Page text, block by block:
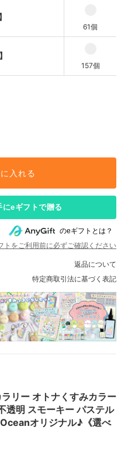
61個
157個
入れる
eギフトで贈る
のeギフトとは？
トをご利用前に必ずご確認ください
返品について
特定商取引法に基づく表記
リー オトナくすみカラー
透明 スモーキー パステル
オリジナル♪《選べ